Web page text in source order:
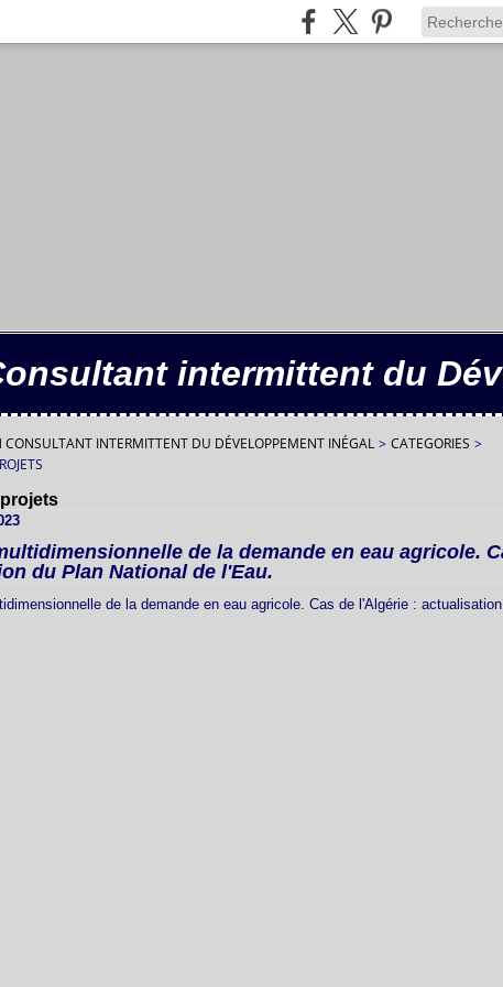
intermittent du
CONSULTANT INTERMITTENT DU DÉVELOPPEMENT INÉGAL > CATEGORIES >
de la demande en eau agricole.
du Plan National de l'Eau.